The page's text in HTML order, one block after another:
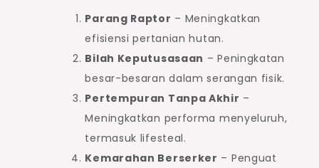
Parang Raptor – Meningkatkan
efisiensi pertanian hutan.
Bilah Keputusasaan – Peningkatan
besar-besaran dalam serangan fisik.
Pertempuran Tanpa Akhir –
Meningkatkan performa menyeluruh,
termasuk lifesteal.
Kemarahan Berserker – Penguat